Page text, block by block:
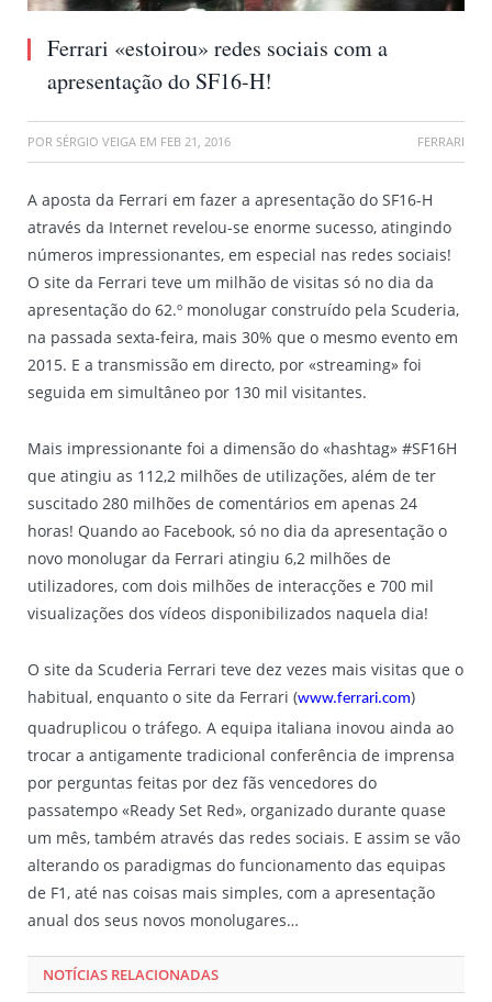
Ferrari «estoirou» redes sociais com a
apresentação do SF16-H!
POR SÉRGIO VEIGA EM FEB 21, 2016 FERRARI
A aposta da Ferrari em fazer a apresentação do SF16-H
através da Internet revelou-se enorme sucesso, atingindo
números impressionantes, em especial nas redes sociais!
O site da Ferrari teve um milhão de visitas só no dia da
apresentação do 62.º monolugar construído pela Scuderia,
na passada sexta-feira, mais 30% que o mesmo evento em
2015. E a transmissão em directo, por «streaming» foi
seguida em simultâneo por 130 mil visitantes.
Mais impressionante foi a dimensão do «hashtag» #SF16H
que atingiu as 112,2 milhões de utilizações, além de ter
suscitado 280 milhões de comentários em apenas 24
horas! Quando ao Facebook, só no dia da apresentação o
novo monolugar da Ferrari atingiu 6,2 milhões de
utilizadores, com dois milhões de interacções e 700 mil
visualizações dos vídeos disponibilizados naquela dia!
O site da Scuderia Ferrari teve dez vezes mais visitas que o
habitual, enquanto o site da Ferrari (www.ferrari.com)
quadruplicou o tráfego. A equipa italiana inovou ainda ao
trocar a antigamente tradicional conferência de imprensa
por perguntas feitas por dez fãs vencedores do
passatempo «Ready Set Red», organizado durante quase
um mês, também através das redes sociais. E assim se vão
alterando os paradigmas do funcionamento das equipas
de F1, até nas coisas mais simples, com a apresentação
anual dos seus novos monolugares…
NOTÍCIAS RELACIONADAS